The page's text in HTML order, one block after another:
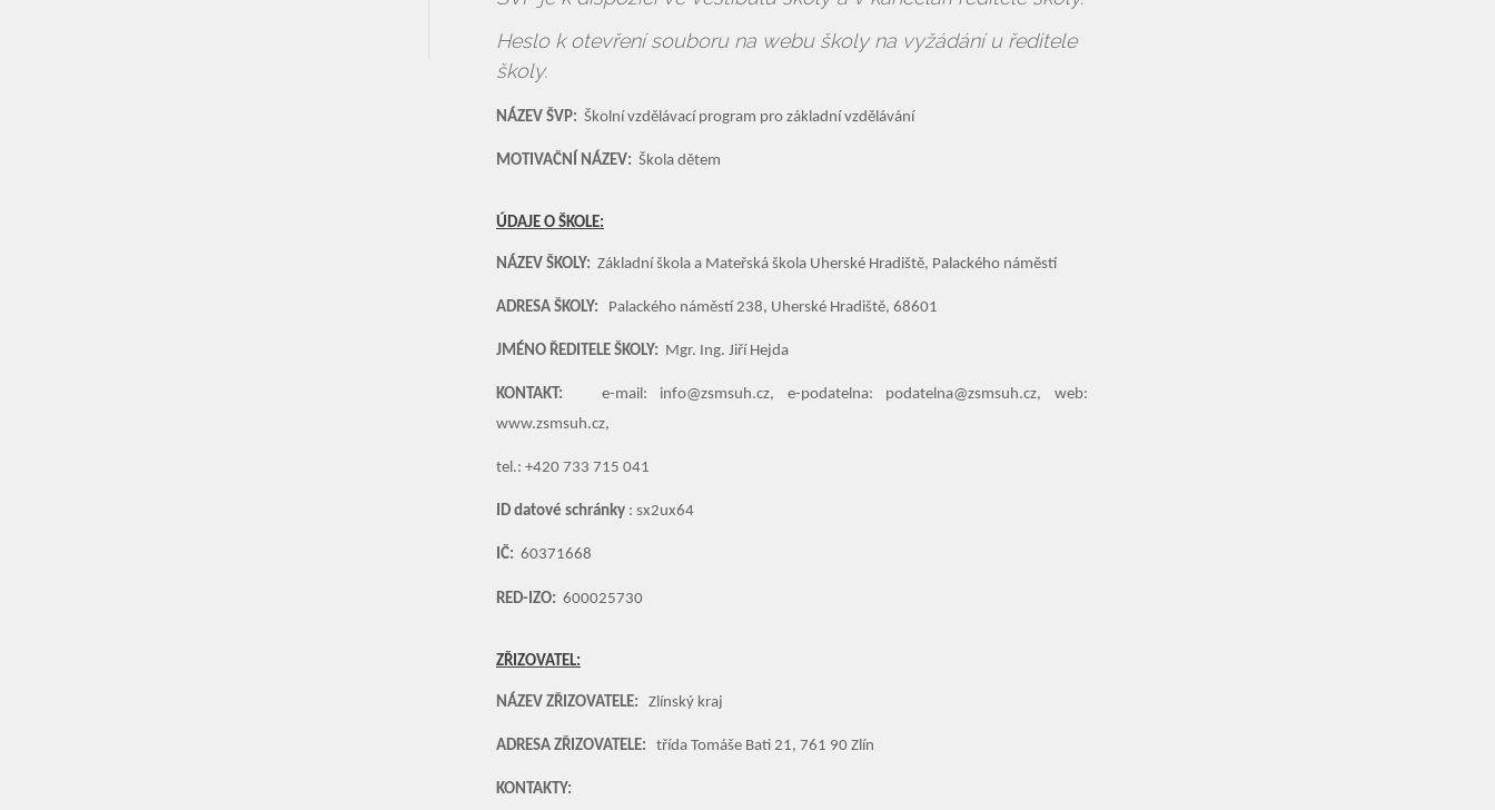
Heslo k otevření souboru na webu školy na vyžádání u ředitele
školy.
NÁZEV ŠVP: Školní vzdělávací program pro základní vzdělávání
MOTIVAČNÍ NÁZEV: Škola dětem
ÚDAJE O ŠKOLE:
NÁZEV ŠKOLY: Základní škola a Mateřská škola Uherské Hradiště, Palackého náměstí
ADRESA ŠKOLY: Palackého náměstí 238, Uherské Hradiště, 68601
JMÉNO ŘEDITELE ŠKOLY: Mgr. Ing. Jiří Hejda
KONTAKT: e-mail: info@zsmsuh.cz, e-podatelna: podatelna@zsmsuh.cz, web:
www.zsmsuh.cz,
tel.: +420 733 715 041
ID datové schránky : sx2ux64
IČ: 60371668
RED-IZO: 600025730
ZŘIZOVATEL:
NÁZEV ZŘIZOVATELE: Zlínský kraj
ADRESA ZŘIZOVATELE: třída Tomáše Bati 21, 761 90 Zlín
KONTAKTY: